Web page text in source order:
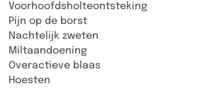
Voorhoofdsholteontsteking
Pijn op de borst
Nachtelijk zweten
Miltaandoening
Overactieve blaas
Hoesten